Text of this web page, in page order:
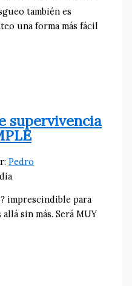
también es
una forma más fácil
supervivencia
Pedro
imprescindible para
sin más. Será MUY